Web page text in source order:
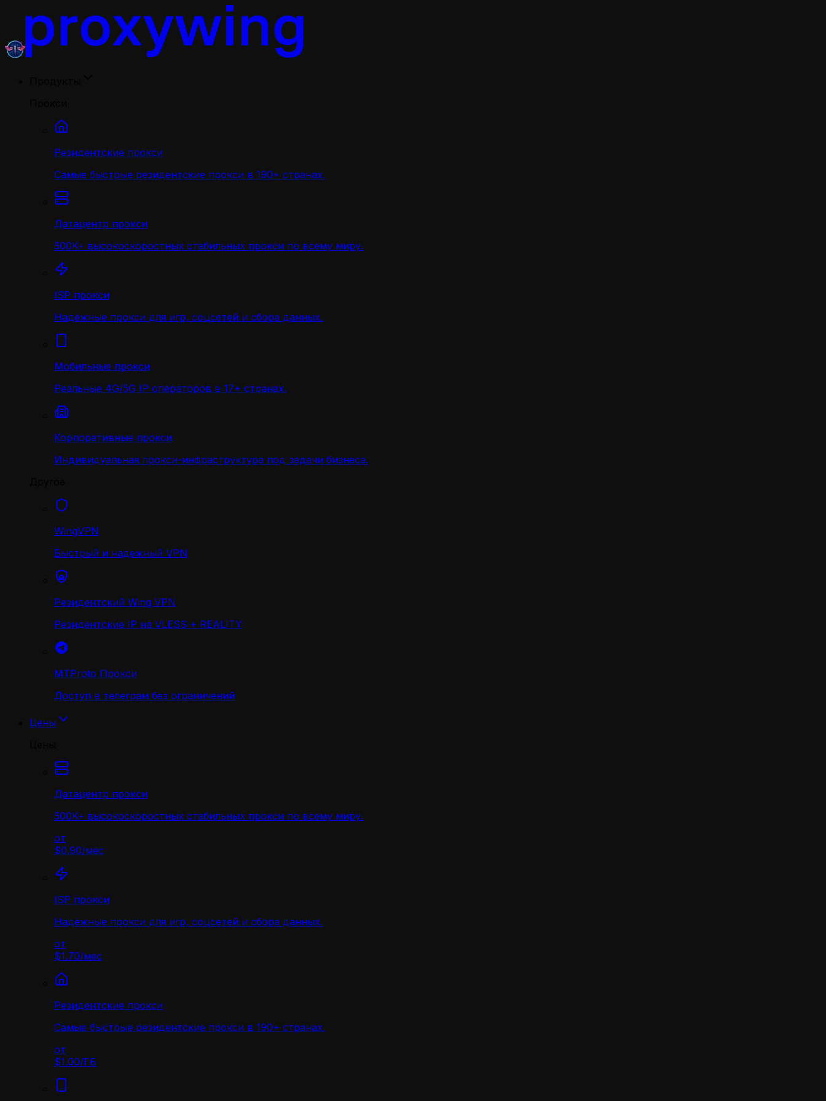
Резидентские прокси
Самые быстрые резидентские прокси в 190+ странах.
Датацентр прокси
500K+ высокоскоростных стабильных прокси по всему миру.
ISP прокси
Надёжные прокси для игр, соцсетей и сбора данных.
Мобильные прокси
Реальные 4G/5G IP операторов в 17+ странах.
Корпоративные прокси
Индивидуальная прокси-инфраструктура под задачи бизнеса.
WingVPN
Быстрый и надежный VPN
Резидентский Wing VPN
Резидентские IP на VLESS + REALITY
MTProto Прокси
Доступ в телеграм без ограничений
Цены
Датацентр прокси
500K+ высокоскоростных стабильных прокси по всему миру.
от
$0.90/мес
ISP прокси
Надёжные прокси для игр, соцсетей и сбора данных.
от
$1.70/мес
Резидентские прокси
Самые быстрые резидентские прокси в 190+ странах.
от
$1.00/ГБ